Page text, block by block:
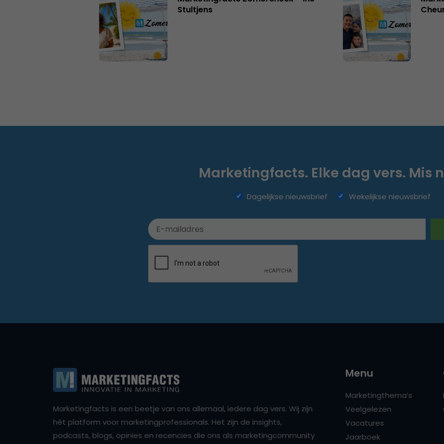
Stultjens
Marketingfacts. Elke dag vers. Mis
Dagelijkse nieuwsbrief Wekelijkse nieuwsbrief
Marketingfacts is een beetje van ons allemaal, iedere dag vers. Wij zijn
hét platform voor marketingprofessionals. Het zijn de insights,
podcasts, blogs, opinies en recencies die ons als marketingcommunity
Menu
Marketingthema’s
Veelgelezen
Vacatures
Jaarboek